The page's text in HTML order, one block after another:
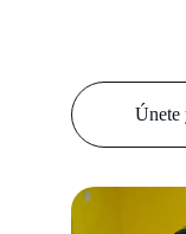
Únete